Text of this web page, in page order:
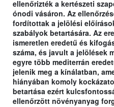
ellenőrizték a kertészeti
ónodi vásáron. Az
fordítottak a jelölési
szabályok betartására. Az
ismeretlen eredetű és
száma, és javult a jelölések
egyre több mediterrán
jelenik meg a kínálatban,
hiányában komoly
betartása ezért
ellenőrzött növényanyag